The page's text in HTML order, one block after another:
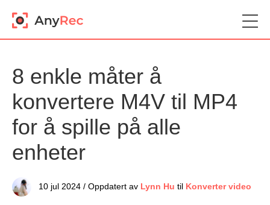
8 enkle måter å
konvertere M4V til MP4
for å spille på alle
enheter
10 jul 2024 / Oppdatert av Lynn Hu til Konverter video